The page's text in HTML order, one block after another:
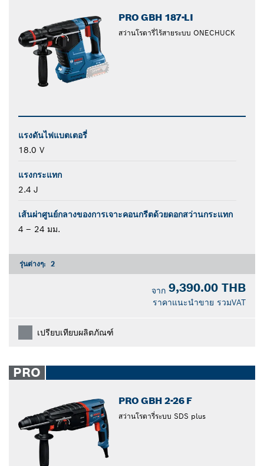
PRO GBH 187-LI
สว่านโรตารี่ไร้สายระบบ ONECHUCK
แรงดันไฟแบตเตอรี่
18.0 V
แรงกระแทก
2.4 J
เส้นผ่าศูนย์กลางของการเจาะคอนกรีตด้วยดอกสว่านกระแทก
4 – 24 มม.
รุ่นต่างๆ: 2
จาก 9,390.00 THB
ราคาแนะนำขาย รวมVAT
เปรียบเทียบผลิตภัณฑ์
PRO
PRO GBH 2-26 F
สว่านโรตารี่ระบบ SDS plus